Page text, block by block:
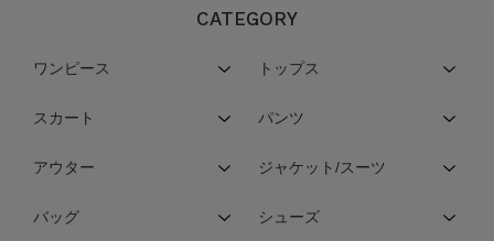
CATEGORY
ワンピース トップス
スカート パンツ
アウター ジャケット/スーツ
バッグ シューズ